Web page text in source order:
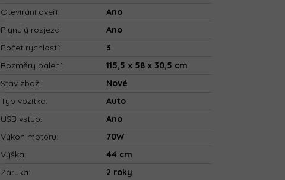
Otevírání dveří:
Ano
Plynulý rozjezd:
Ano
Počet rychlostí:
3
Rozměry balení:
115,5 x 58 x 30,5 cm
Stav zboží:
Nové
Typ vozítka:
Auto
USB vstup:
Ano
Výkon motoru:
70W
Výška:
44 cm
Záruka: 2 roky